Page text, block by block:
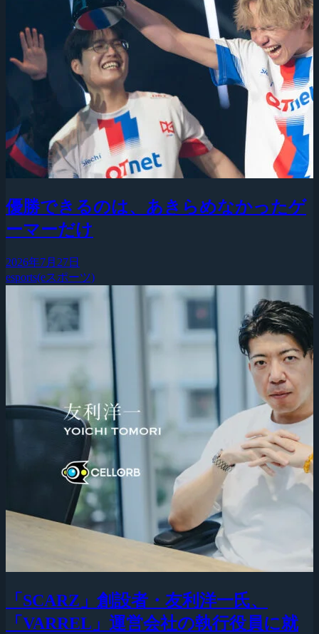
優勝できるのは、あきらめなかったゲ
ーマーだけ
2026年7月27日
esports(eスポーツ)
「SCARZ」創設者・友利洋一氏、
「VARREL」運営会社の執行役員に就